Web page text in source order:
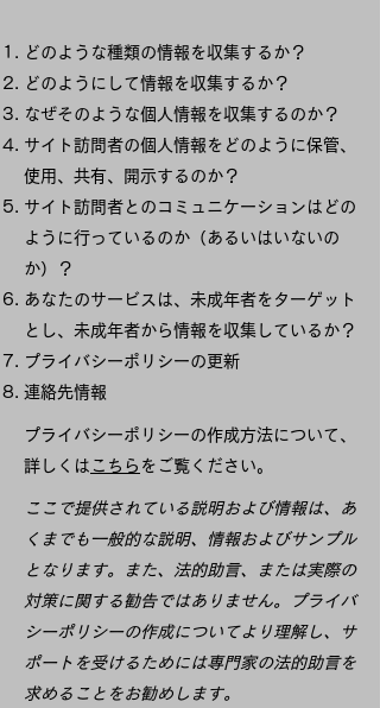
どのような種類の情報を収集するか？
どのようにして情報を収集するか？
なぜそのような個人情報を収集するのか？
サイト訪問者の個人情報をどのように保管、
使用、共有、開示するのか？
サイト訪問者とのコミュニケーションはどの
ように行っているのか（あるいはいないの
か）？
あなたのサービスは、未成年者をターゲット
とし、未成年者から情報を収集しているか？
プライバシーポリシーの更新
連絡先情報
プライバシーポリシーの作成方法について、
詳しくは こちら をご覧ください。
ここで提供されている説明および情報は、あ
くまでも一般的な説明、情報およびサンプル
となります。また、法的助言、または実際の
対策に関する勧告ではありません。プライバ
シーポリシーの作成についてより理解し、サ
ポートを受けるためには専門家の法的助言を
求めることをお勧めします。